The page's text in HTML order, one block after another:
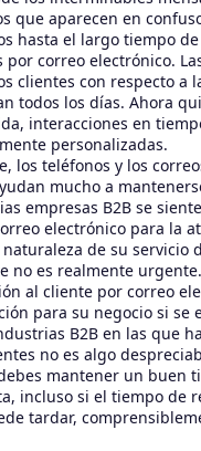
que aparecen en
hasta el largo tiempo
por correo electrónico.
clientes con respecto a
todos los días. Ahora
interacciones en
personalizadas.
los teléfonos y los
mucho a
empresas B2B se
electrónico para la
de su servicio
no es realmente
al cliente por correo
para su negocio si se
B2B en las que
no es algo
mantener un buen
incluso si el tiempo de
tardar,